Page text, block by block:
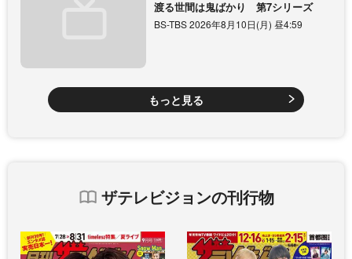
渡る世間は鬼ばかり 第7シリーズ
BS-TBS 2026年8月10日(月) 昼4:59
もっと見る
ザテレビジョンの刊行物